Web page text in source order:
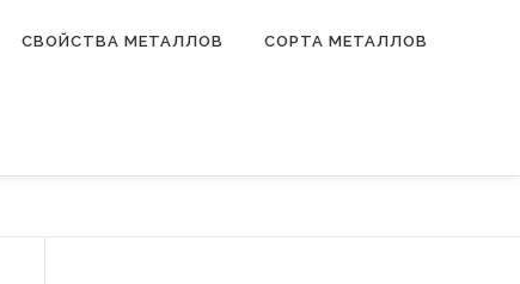
СВОЙСТВА МЕТАЛЛОВ СОРТА МЕТАЛЛОВ